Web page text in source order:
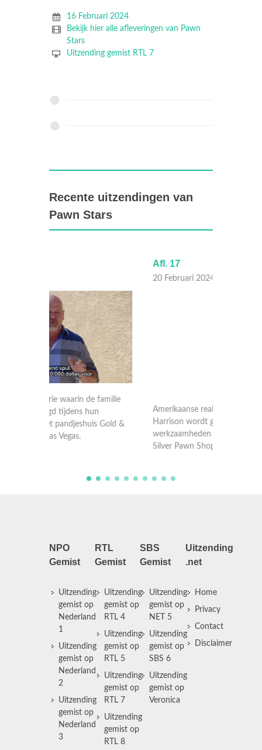
16 Februari 2024
Bekijk hier alle afleveringen van Pawn
Stars
Uitzending gemist RTL 7
Recente uitzendingen van
Pawn Stars
Amerikaanse realityserie waarin de familie
Harrison wordt gevolgd tijdens hun
werkzaamheden in het pandjeshuis Gold &
Silver Pawn Shop in Las Vegas.
NPO
Gemist
Uitzending
gemist op
Nederland
1
Uitzending
gemist op
Nederland
2
Uitzending
gemist op
Nederland
3
RTL
Gemist
Uitzending
gemist op
RTL 4
Uitzending
gemist op
RTL 5
Uitzending
gemist op
RTL 7
Uitzending
gemist op
RTL 8
SBS
Gemist
Uitzending
gemist op
NET 5
Uitzending
gemist op
SBS 6
Uitzending
gemist op
Veronica
Uitzending
.net
Home
Privacy
Contact
Disclaimer